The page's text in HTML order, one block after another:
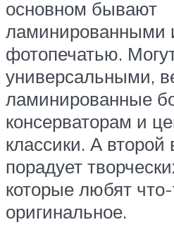
основном бывают
ламинированными
фотопечатью.
универсальными,
ламинированные
консерваторам и
классики. А второй
порадует
которые любят
оригинальное.